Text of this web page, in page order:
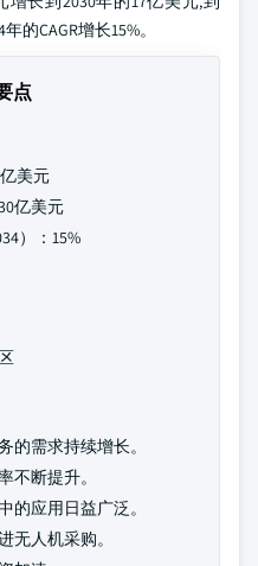
的CAGR增长15%。
点
美元
亿美元
）：15%
的需求持续增长。
不断提升。
的应用日益广泛。
无人机采购。